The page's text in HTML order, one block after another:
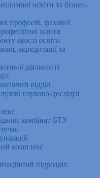
освіти та бізнес-
професій, фахової
освіти
якості освіти
акредитації та
діяльності
відділ
науково-дослідні
комбінат БТУ
комплекс
підрозділ